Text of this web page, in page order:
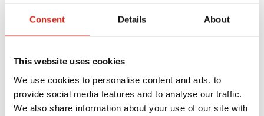
Consent Details About
This website uses cookies
We use cookies to personalise content and ads, to
provide social media features and to analyse our traffic.
We also share information about your use of our site with
Szkolenia praktyczne
Instrukcje montażu
Pliki do pobrania
MASTER ROOFER
Optymalizuj dach
Mobilna Akademia Mistrzów